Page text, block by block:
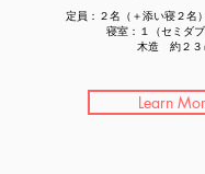
定員：２名（＋添い寝２名
寝室：１（セミダブ
木造 約２３
Learn